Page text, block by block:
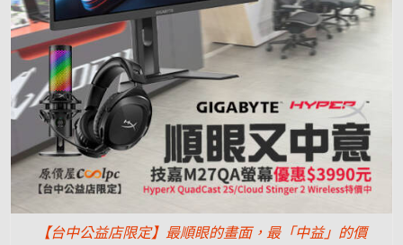
【台中公益店限定】最順眼的畫面，最「中益」的價